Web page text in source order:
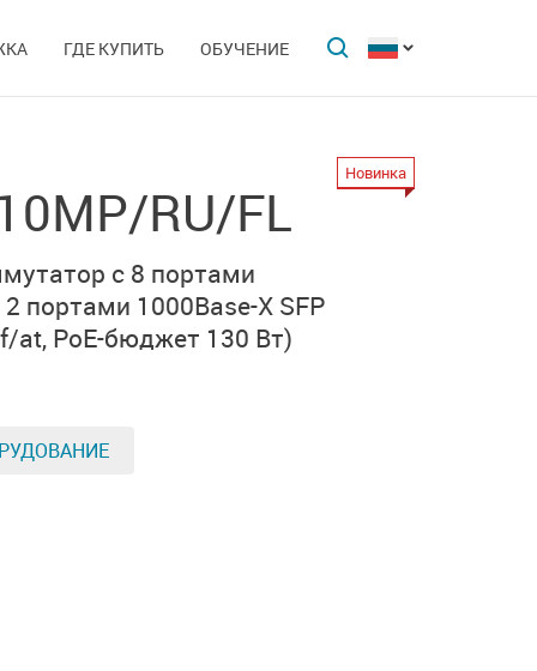
ГДЕ КУПИТЬ ОБУЧЕНИЕ
RU/FL
Новинка
с 8 портами
2 портами 1000Base-Х SFP
at, PoE-бюджет 130 Вт)